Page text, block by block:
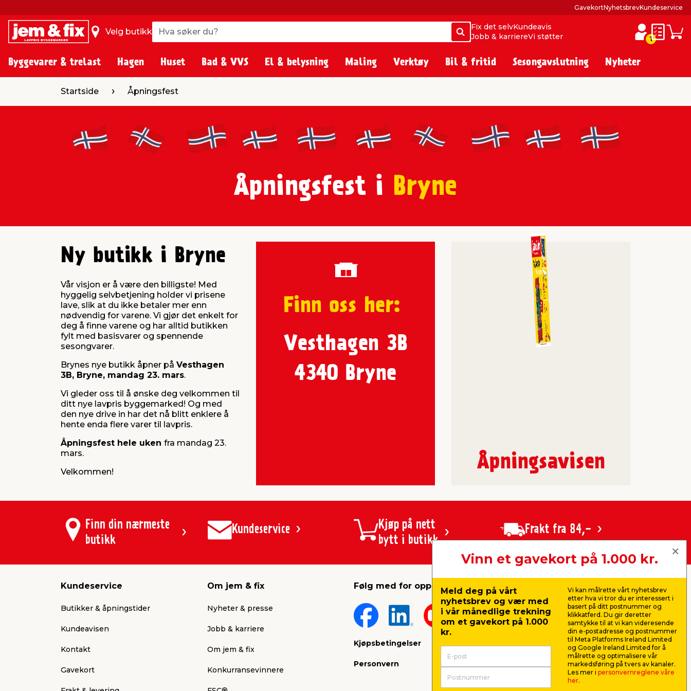
Velg butikk Hva søker du?
Søk
Hva søker du?
Søk
Fix det selvKundeavis
Jobb & karriereVi støtter 1
GavekortNyhetsbrevKundeservice
Byggevarer & trelast Hagen Huset Bad & VVS El & belysning Maling Verktøy Bil & fritid Sesongavslutning Nyheter
Startside Åpningsfest
Åpningsfest i Bryne
Ny butikk i Bryne
Vår visjon er å være den billigste! Med
hyggelig selvbetjening holder vi prisene
lave, slik at du ikke betaler mer enn
nødvendig for varene. Vi gjør det enkelt for
deg å finne varene og har alltid butikken
fylt med basisvarer og spennende
sesongvarer.
Brynes nye butikk åpner på Vesthagen
3B, Bryne, mandag 23. mars.
Vi gleder oss til å ønske deg velkommen til
ditt nye lavpris byggemarked! Og med
den nye drive in har det nå blitt enklere å
hente enda flere varer til lavpris.
Åpningsfest hele uken fra mandag 23.
mars.
Velkommen!
Finn oss her:
Vesthagen 3B
4340 Bryne
Åpningsavisen
Finn din nærmeste
butikk
Kundeservice
Kjøp på nett
bytt i butikk
Frakt fra 84,-
Kundeservice
Butikker & åpningstider
Kundeavisen
Kontakt
Gavekort
Om jem & fix
Nyheter & presse
Jobb & karriere
Om jem & fix
Konkurransevinnere
Følg med for oppdateringer:
Kjøpsbetingelser
Personvern
jem & fix Norge AS, Strandveien 35,
1366 Lysaker (Hovedkontor)
Organisasjonsnummer: 919 562 404
E-post: kundeservice@jemfix.com
Vinn et gavekort på 1.000 kr.
Meld deg på vårt
nyhetsbrev og vær med
i vår månedlige trekning
om et gavekort på 1.000
kr.
Vi kan målrette vårt nyhetsbrev
etter hva vi tror du er interessert i
basert på ditt postnummer og
klikkatferd. Du gir deretter
samtykke til at vi kan videresende
din e-postadresse og postnummer
til Meta Platforms Ireland Limited
og Google Ireland Limited for å
målrette og optimalisere vår
markedsføring på tvers av kanaler.
Les mer i personvernreglene våre
her.